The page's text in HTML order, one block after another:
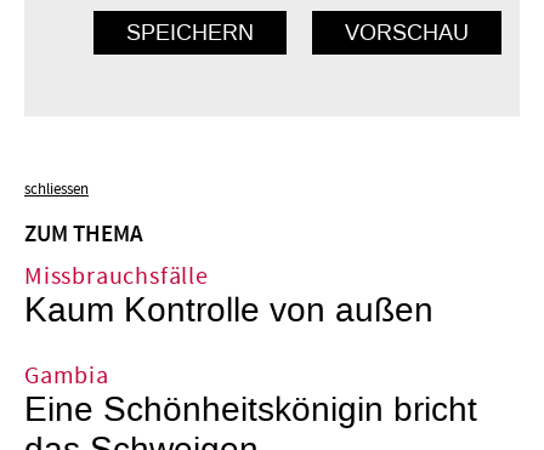
schliessen
ZUM THEMA
Missbrauchsfälle
Kaum Kontrolle von außen
Gambia
Eine Schönheitskönigin bricht